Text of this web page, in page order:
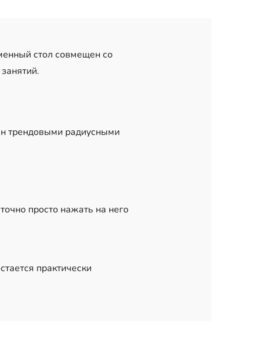
стол совмещен со
трендовыми радиусными
просто нажать на него
практически